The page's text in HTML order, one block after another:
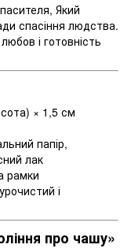
Який
спасіння людства.
і готовність
× 1,5 см
папір,
лак
рамки
і
про чашу»